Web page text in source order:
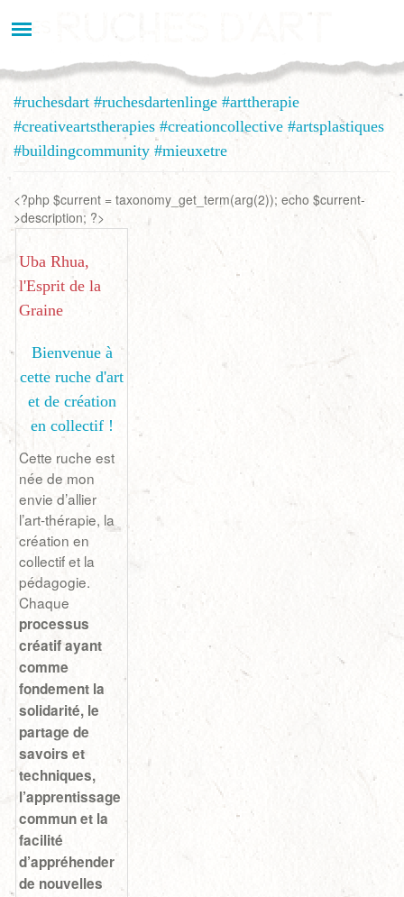
au
#ruchesdart #ruchesdartenlinge #arttherapie
#creativeartstherapies #creationcollective #artsplastiques
#buildingcommunity #mieuxetre
<?php $current = taxonomy_get_term(arg(2)); echo $current-
>description; ?>
Uba Rhua,
l'Esprit de la
Graine
Bienvenue à
cette ruche d'art
et de création
en collectif !
Cette ruche est
née de mon
envie d’allier
l’art-thérapie, la
création en
collectif et la
pédagogie.
Chaque
processus
créatif ayant
comme
fondement la
solidarité, le
partage de
savoirs et
techniques,
l’apprentissage
commun et la
facilité
d’appréhender
de nouvelles